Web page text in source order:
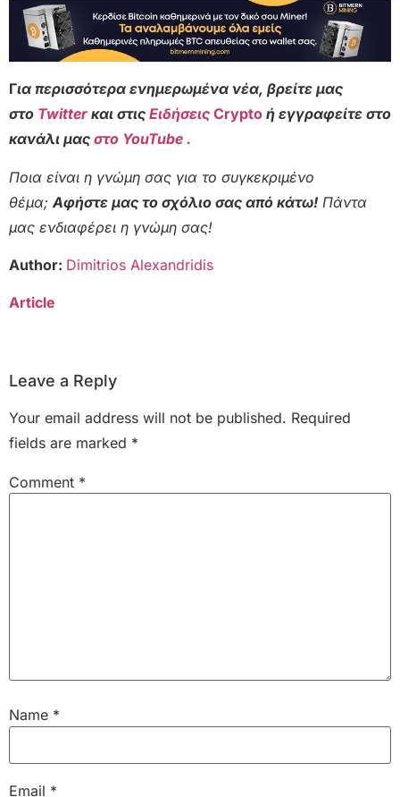
Για περισσότερα ενημερωμένα νέα, βρείτε μας
στο Twitter και στις Ειδήσεις Crypto ή εγγραφείτε στο
κανάλι μας στο YouTube .
Ποια είναι η γνώμη σας για το συγκεκριμένο
θέμα; Αφήστε μας το σχόλιο σας από κάτω! Πάντα
μας ενδιαφέρει η γνώμη σας!
Author: Dimitrios Alexandridis
Article
Leave a Reply
Your email address will not be published. Required
fields are marked *
Comment *
Name *
Email *